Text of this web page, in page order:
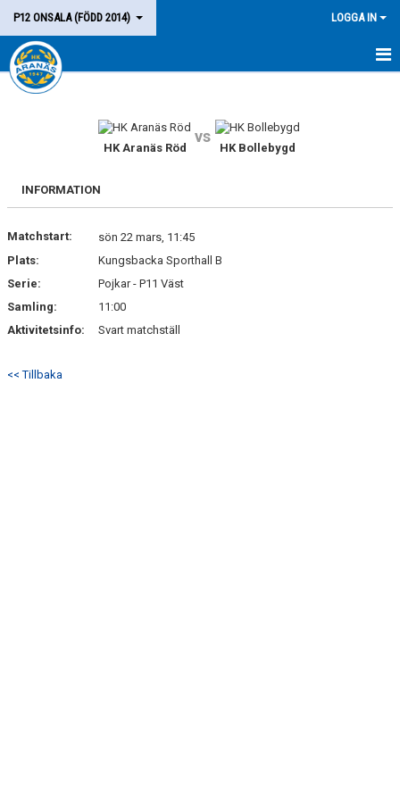
P12 ONSALA (FÖDD 2014) LOGGA IN
HEM
MATCHER
KONTAKT
HK Aranäs Röd
vs
HK Bollebygd
INFORMATION
Matchstart:
sön 22 mars, 11:45
Plats:
Kungsbacka Sporthall B
Serie:
Pojkar - P11 Väst
Samling:
11:00
Aktivitetsinfo:
Svart matchställ
<< Tillbaka